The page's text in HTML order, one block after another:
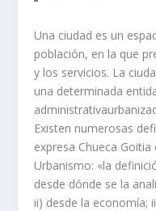
Una ciudad es un
población, en la que
y los servicios. La
una determinada
Existen numerosas
expresa Chueca
Urbanismo: «la
desde dónde se la
ii) desde la economía;